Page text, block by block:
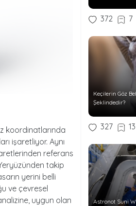
koordinatlarında
işaretliyor. Aynı
referans
takip
yerini belli
ve çevresel
uygun olan
372 7
Keçilerin Göz
Şeklindedir?
327 13
Astronot Suni